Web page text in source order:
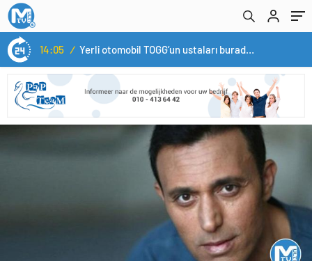
14:05 / Yerli otomobil TOGG’un ustaları burada yetişecek